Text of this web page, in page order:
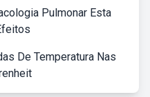
Pulmonar Esta
De Temperatura Nas